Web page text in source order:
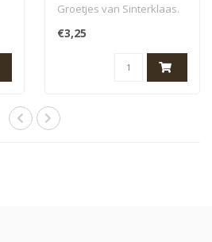
Groetjes van Sinterklaas.
14 x 14 cm met afgeronde
hoeken..
€3,25